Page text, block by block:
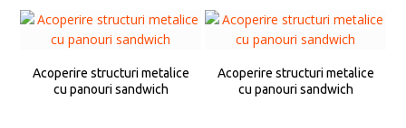
Acoperire structuri metalice
cu panouri sandwich
Acoperire structuri metalice
cu panouri sandwich